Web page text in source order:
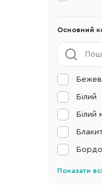
Основний
Білий
Білий
Показати всі